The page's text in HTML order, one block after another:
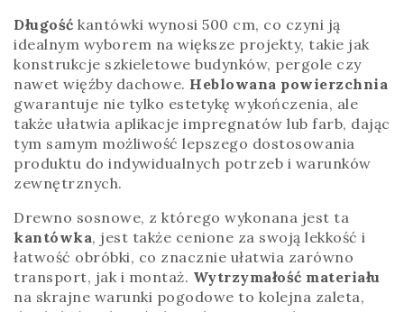
Długość kantówki wynosi 500 cm, co czyni ją
idealnym wyborem na większe projekty, takie jak
konstrukcje szkieletowe budynków, pergole czy
nawet więźby dachowe. Heblowana powierzchnia
gwarantuje nie tylko estetykę wykończenia, ale
także ułatwia aplikacje impregnatów lub farb, dając
tym samym możliwość lepszego dostosowania
produktu do indywidualnych potrzeb i warunków
zewnętrznych.
Drewno sosnowe, z którego wykonana jest ta
kantówka, jest także cenione za swoją lekkość i
łatwość obróbki, co znacznie ułatwia zarówno
transport, jak i montaż. Wytrzymałość materiału
na skrajne warunki pogodowe to kolejna zaleta,